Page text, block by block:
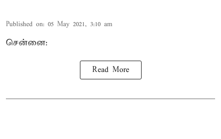
Published on: 05 May 2021, 3:10 am
சென்னை:
Read More